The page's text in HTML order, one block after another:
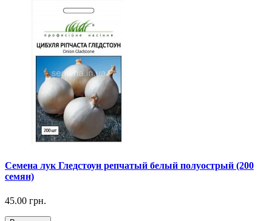
Семена лук Гледстоун репчатый белый полуострый (200
семян)
45.00 грн.